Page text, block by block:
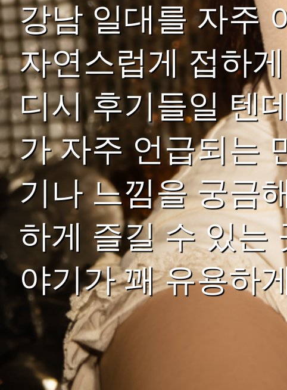
강남 일대를 자주
자연스럽게 접하
디시 후기들일 텐
가 자주 언급되는
기나 느낌을 궁금
하게 즐길 수 있는
야기가 꽤 유용하